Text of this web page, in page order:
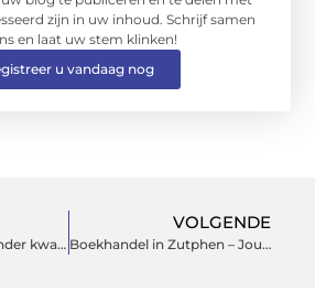
zijn in uw inhoud. Schrijf samen
en laat uw stem klinken!
u vandaag nog
Waarom je nooit zonder kwaliteitshout moet zitten
VOLGENDE
Boekhandel in Zutphen – Jouw Literaire Oase